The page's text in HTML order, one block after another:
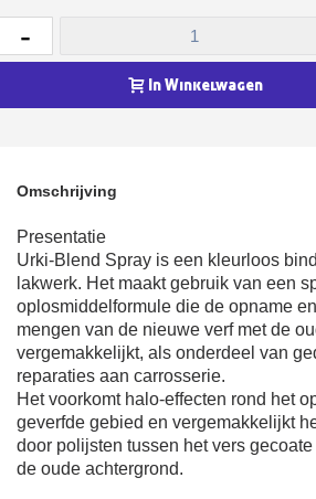
5€ korting op de eerste
10€ shopping voucher voor
Schrijf je in voor de
Je online offerte in minder
Deel je creaties en ontvang
Verzamel loyaliteitspunten
Retourneer producten
5€ korting op de eerste
10€ shopping voucher voor
Schrijf je in voor de
-
In Winkelwagen
Omschrijving
Presentatie
Urki-Blend Spray is een kleurloos
lakwerk. Het maakt gebruik van een
oplosmiddelformule die de opname
mengen van de nieuwe verf met de
vergemakkelijkt, als onderdeel van
reparaties aan carrosserie.
Het voorkomt halo-effecten rond het
geverfde gebied en vergemakkelijkt
door polijsten tussen het vers
de oude achtergrond.